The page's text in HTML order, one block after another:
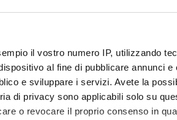
il vostro numero IP, utilizzando
al fine di pubblicare annunci e
e sviluppare i servizi. Avete la
di privacy sono applicabili solo su
o revocare il proprio consenso in